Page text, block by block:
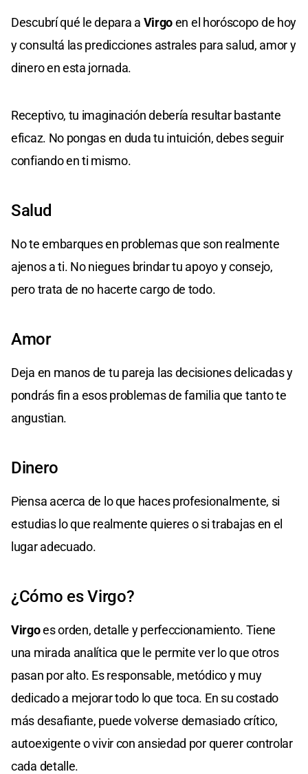
Descubrí qué le depara a Virgoen el horóscopo de hoy
y consultá las predicciones astrales para salud, amor y
dinero en esta jornada.
Receptivo, tu imaginación debería resultar bastante
eficaz. No pongas en duda tu intuición, debes seguir
confiando en ti mismo.
Salud
No te embarques en problemas que son realmente
ajenos a ti. No niegues brindar tu apoyo y consejo,
pero trata de no hacerte cargo de todo.
Amor
Deja en manos de tu pareja las decisiones delicadas y
pondrás fin a esos problemas de familia que tanto te
angustian.
Dinero
Piensa acerca de lo que haces profesionalmente, si
estudias lo que realmente quieres o si trabajas en el
lugar adecuado.
¿Cómo es Virgo?
Virgoes orden, detalle y perfeccionamiento. Tiene
una mirada analítica que le permite ver lo que otros
pasan por alto. Es responsable, metódico y muy
dedicado a mejorar todo lo que toca. En su costado
más desafiante, puede volverse demasiado crítico,
autoexigente o vivir con ansiedad por querer controlar
cada detalle.